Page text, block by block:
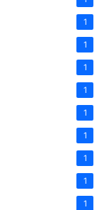
1
1
1
1
1
1
1
1
1